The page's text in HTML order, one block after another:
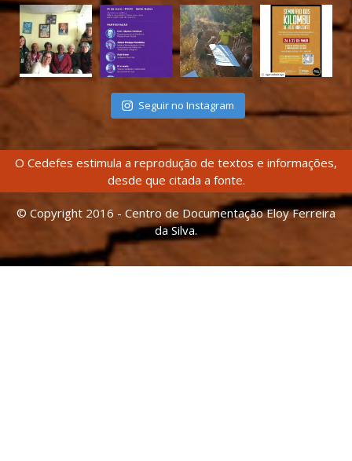
Seguir no Instagram
O Cedefes estimula a reprodução de textos e informações,
desde que citada a fonte.
© Copyright 2016 - Centro de Documentação Eloy Ferreira
da Silva.